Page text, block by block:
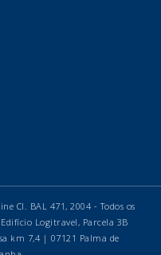
CI. BAL 471, 2004 - Todos os
Logitravel, Parcela 3B
km 7,4 | 07121 Palma de